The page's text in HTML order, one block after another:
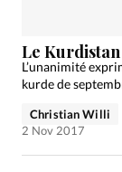
Le
L’unanimité
kurde de
Christian Willi
2 Nov 2017